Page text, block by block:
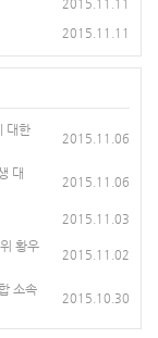
2015.11.11
2015.11.11
대한
2015.11.06
대
2015.11.06
2015.11.03
황우
2015.11.02
소속
2015.10.30